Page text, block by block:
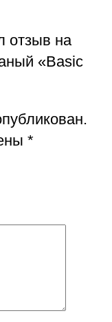
отзыв на
«Basic
*